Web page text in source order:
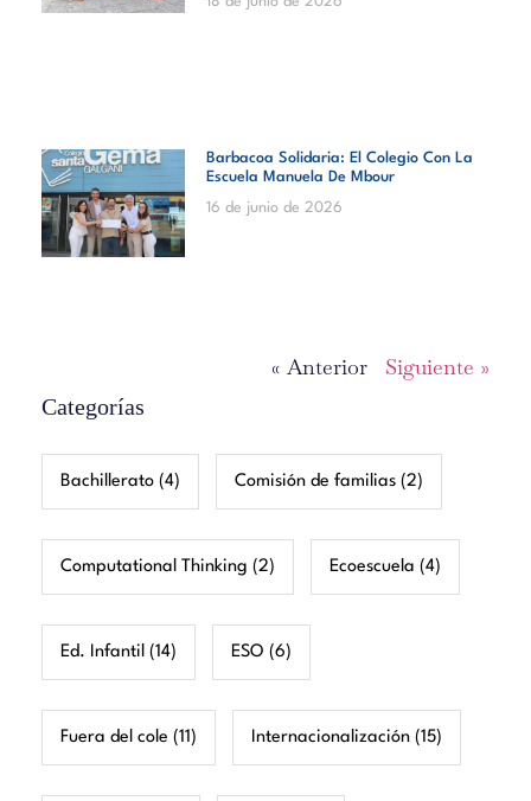
Barbacoa Solidaria: El Colegio Con La
Escuela Manuela De Mbour
16 de junio de 2026
« Anterior Siguiente »
Categorías
Bachillerato (4) Comisión de familias (2)
Computational Thinking (2) Ecoescuela (4)
Ed. Infantil (14) ESO (6)
Fuera del cole (11) Internacionalización (15)